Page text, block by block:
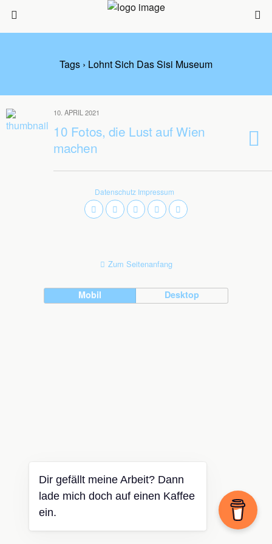
Tags › Lohnt Sich Das Sisi Museum
10. APRIL 2021
10 Fotos, die Lust auf Wien
machen
Datenschutz Impressum
Zum Seitenanfang
Mobil Desktop
Dir gefällt meine Arbeit? Dann
lade mich doch auf einen Kaffee
ein.